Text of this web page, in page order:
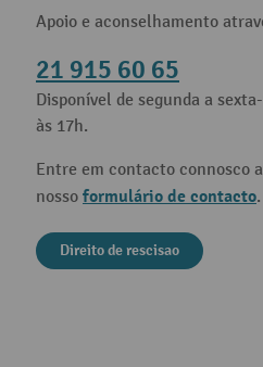
Apoio e aconselhamento
21 915 60 65
Disponível de segunda a
às 17h.
Entre em contacto connosco
nosso formulário de contacto.
Direito de rescisao